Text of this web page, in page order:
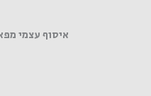
איסוף עצמי